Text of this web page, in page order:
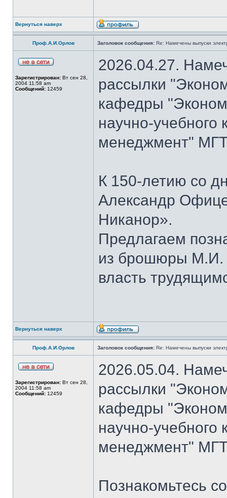
Вернуться наверх
Проф.А.И.Орлов Заголовок сообщения: Re: Намечены выпуски
Зарегистрирован: Вт сен 28,
2004 11:58 am
Сообщений: 12459
2026.04.27.
рассылки
кафедры
научно-
менеджмент"
К 150-летию со
Александр
Никанор».
Предлагаем
из брошюры М.И.
власть
Вернуться наверх
Проф.А.И.Орлов Заголовок сообщения: Re: Намечены выпуски
Зарегистрирован: Вт сен 28,
2004 11:58 am
Сообщений: 12459
2026.05.04.
рассылки
кафедры
научно-
менеджмент"
Познакомьтесь